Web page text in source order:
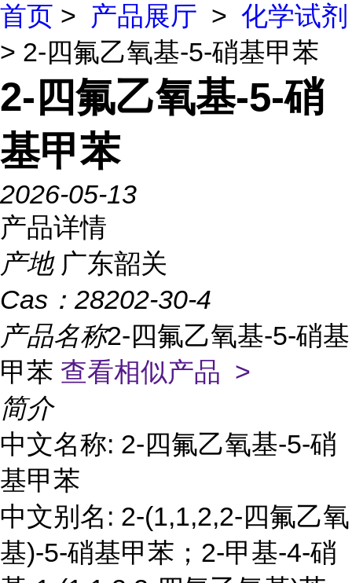
首页 > 产品展厅 > 化学试剂
> 2-四氟乙氧基-5-硝基甲苯
2-四氟乙氧基-5-硝
基甲苯
2026-05-13
产品详情
产地 广东韶关
Cas： 28202-30-4
产品名称2-四氟乙氧基-5-硝基
甲苯 查看相似产品 >
简介
中文名称: 2-四氟乙氧基-5-硝
基甲苯
中文别名: 2-(1,1,2,2-四氟乙氧
基)-5-硝基甲苯；2-甲基-4-硝